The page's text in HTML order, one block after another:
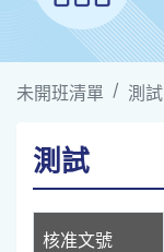
未開班清單 測試
測試
核准文號